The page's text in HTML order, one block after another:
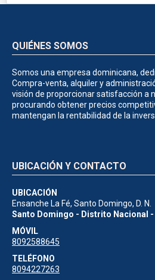
QUIÉNES SOMOS
Somos una empresa dominicana,
Compra-venta, alquiler y
visión de proporcionar satisfacción a
procurando obtener precios
mantengan la rentabilidad de la
UBICACIÓN Y CONTACTO
UBICACIÓN
Ensanche La Fé, Santo Domingo, D. N.
Santo Domingo - Distrito Nacional
MÓVIL
8092588645
TELÉFONO
8094227263